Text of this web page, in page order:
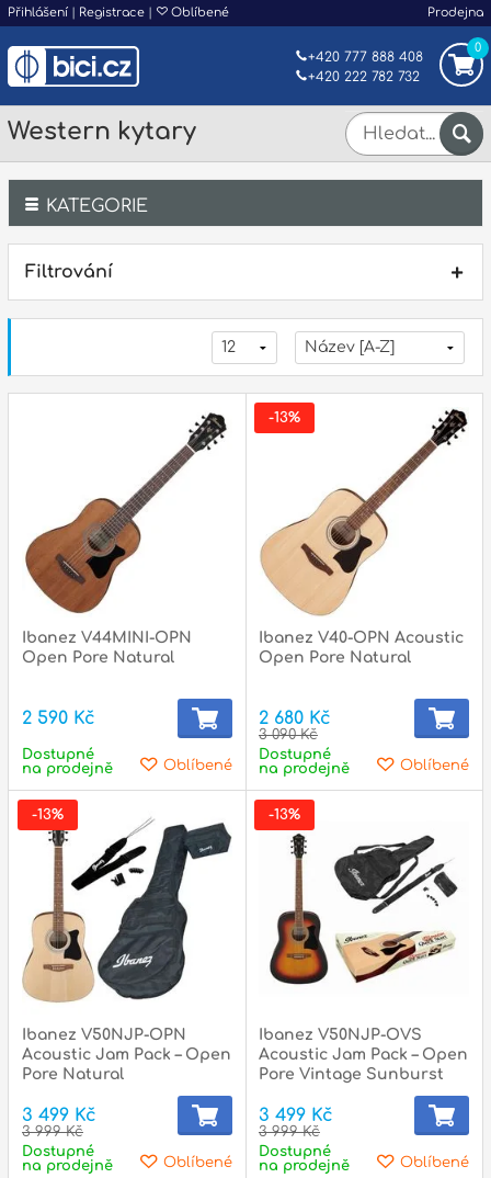
Přihlášení | Registrace | Oblíbené Prodejna
0
+420 777 888 408
+420 222 782 732
Western kytary
KATEGORIE
Klávesy
Dárkové předměty
Noty a knihy
Pro děti
Služby
Ostatní
Naše prodejna
Adresa
Seifertova 69,
mapa)
gsm.: +420 777 888 408
gsm.: +420 777 888 088
Filtrování
Ibanez V44MINI-OPN
Open Pore Natural
2 590 Kč
Oblíbené
Dostupné
na prodejně
Ibanez V40-OPN Acoustic
Open Pore Natural
2 680 Kč
3 090 Kč
Oblíbené
Dostupné
na prodejně
-13%
Ibanez V50NJP-OPN
Acoustic Jam Pack – Open
Pore Natural
3 499 Kč
3 999 Kč
Oblíbené
Dostupné
na prodejně
-13%
Ibanez V50NJP-OVS
Acoustic Jam Pack – Open
Pore Vintage Sunburst
3 499 Kč
3 999 Kč
Oblíbené
Dostupné
na prodejně
-13%